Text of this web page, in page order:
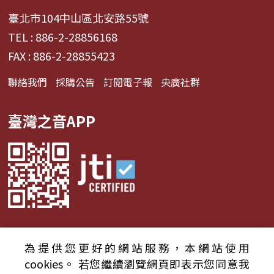
臺北市104中山區北安路55號
TEL : 886-2-28856168
FAX : 886-2-28855423
聯絡我們 採購公告 訂閱電子報 央廣社群
臺灣之音APP
© 2024財團法人中央廣播電臺 版權所有
為提供您更好的網站服務，本網站使用
cookies。 若您繼續瀏覽網頁即表示您同意我